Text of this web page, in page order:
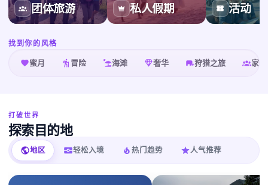
团体旅游 私人假期 活动
找到你的风格
蜜月 冒险 海滩 奢华 狩猎之旅 家庭
打破世界
探索目的地
地区 轻松入境 热门趋势 人气推荐